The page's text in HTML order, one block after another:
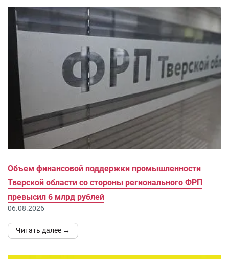
Объем финансовой поддержки промышленности
Тверской области со стороны регионального ФРП
превысил 6 млрд рублей
06.08.2026
Читать далее →